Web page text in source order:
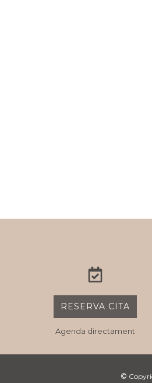
RESERVA CITA
Agenda directament
©